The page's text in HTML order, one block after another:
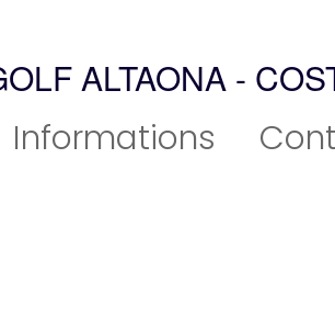
ALTAONA -
Informations